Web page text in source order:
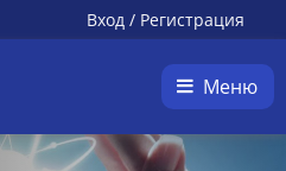
Вход / Регистрация
Меню